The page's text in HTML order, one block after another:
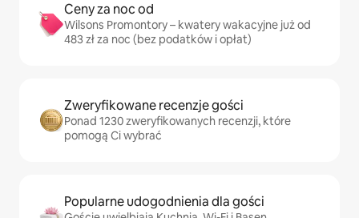
Ceny za noc od
Wilsons Promontory – kwatery wakacyjne już od
483 zł za noc (bez podatków i opłat)
Zweryfikowane recenzje gości
Ponad 1230 zweryfikowanych recenzji, które
pomogą Ci wybrać
Popularne udogodnienia dla gości